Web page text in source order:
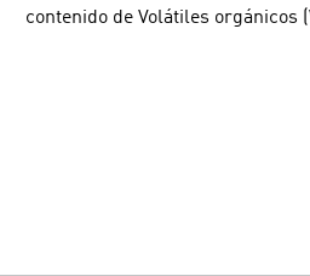
contenido de Volátiles orgánicos